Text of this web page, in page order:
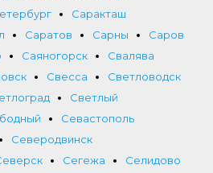
Саракташ
Саратов Сарны
Саров
Саяногорск
Свалява
Свесса
Светловодск
Светлый
Севастополь
Северодвинск
Сегежа
Селидово